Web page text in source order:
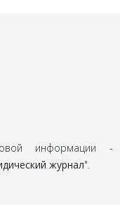
информации -
журнал".